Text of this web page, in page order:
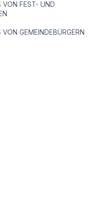
VON FEST- UND
VON GEMEINDEBÜRGERN